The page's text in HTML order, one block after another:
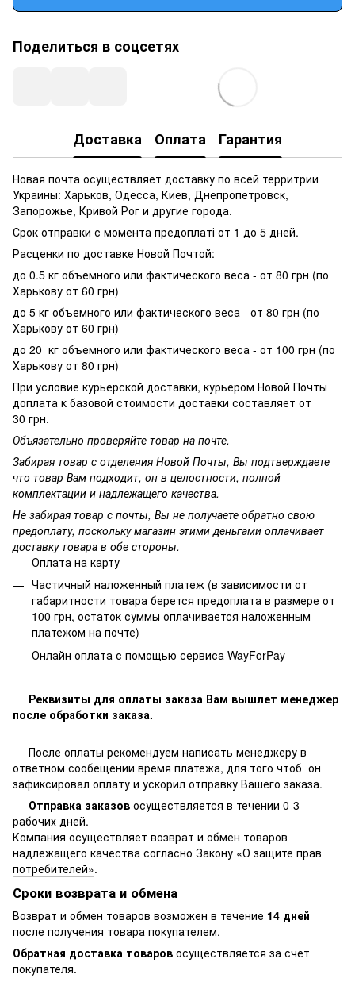
Поделиться в соцсетях
Доставка Оплата Гарантия
Новая почта осуществляет доставку по всей территрии
Украины: Харьков, Одесса, Киев, Днепропетровск,
Запорожье, Кривой Рог и другие города.
Срок отправки с момента предоплаті от 1 до 5 дней.
Расценки по доставке Новой Почтой:
до 0.5 кг объемного или фактического веса - от 80 грн (по
Харькову от 60 грн)
до 5 кг объемного или фактического веса - от 80 грн (по
Харькову от 60 грн)
до 20 кг объемного или фактического веса - от 100 грн (по
Харькову от 80 грн)
При условие курьерской доставки, курьером Новой Почты
доплата к базовой стоимости доставки составляет от
30 грн.
Объязательно проверяйте товар на почте.
Забирая товар с отделения Новой Почты, Вы подтверждаете
что товар Вам подходит, он в целостности, полной
комплектации и надлежащего качества.
Не забирая товар с почты, Вы не получаете обратно свою
предоплату, поскольку магазин этими деньгами оплачивает
доставку товара в обе стороны.
Оплата на карту
Частичный наложенный платеж (в зависимости от
габаритности товара берется предоплата в размере от
100 грн, остаток суммы оплачивается наложенным
платежом на почте)
Онлайн оплата с помощью сервиса WayForPay
Реквизиты для оплаты заказа Вам вышлет менеджер
после обработки заказа.
После оплаты рекомендуем написать менеджеру в
ответном сообещении время платежа, для того чтоб он
зафиксировал оплату и ускорил отправку Вашего заказа.
Отправка заказов осуществляется в течении 0-3
рабочих дней.
Компания осуществляет возврат и обмен товаров
надлежащего качества согласно Закону «О защите прав
потребителей».
Сроки возврата и обмена
Возврат и обмен товаров возможен в течение 14 дней
после получения товара покупателем.
Обратная доставка товаров осуществляется за счет
покупателя.